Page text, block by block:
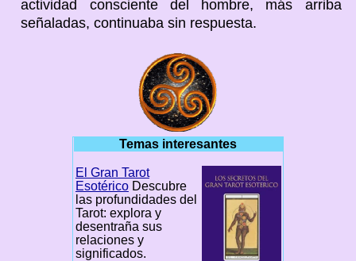
actividad consciente del hombre, más arriba
señaladas, continuaba sin respuesta.
Temas interesantes
El Gran Tarot
EsotéricoDescubre
las profundidades del
Tarot: explora y
desentraña sus
relaciones y
significados.